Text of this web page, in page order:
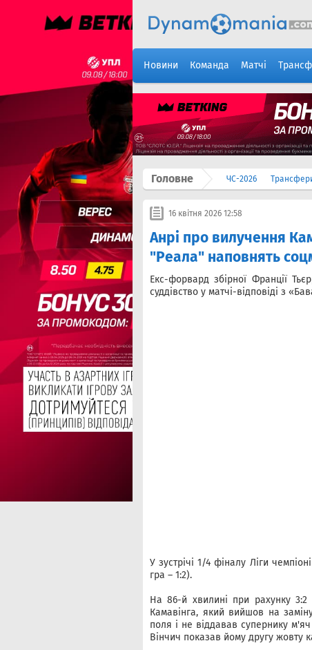
Новини Команда Матчі
Головне ЧС-2026
16 квітня 2026 12:58
Анрі про вилучення
"Реала" наповнять
Екс-форвард збірної Франції
суддівство у матчі-відповіді з
У зустрічі 1/4 фіналу Ліги
гра – 1:2).
На 86-й хвилині при рахунку 3:2
Камавінга, який вийшов на
поля і не віддавав супернику
Вінчич показав йому другу жовту